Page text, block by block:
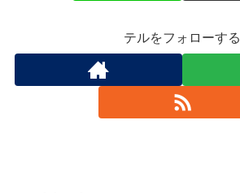
テルをフォローする